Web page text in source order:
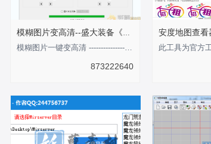
模糊图片变高清--盛大装备《剑甲内观外观》
模糊图片一键变高清 ---------------性-----感-----的-----分-----界-----线-----
873222640